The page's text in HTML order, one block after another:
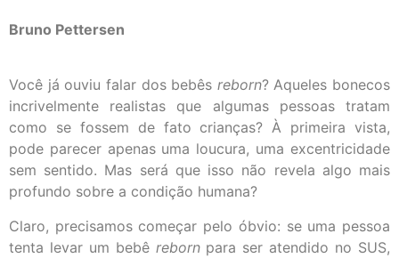
Bruno Pettersen
Você já ouviu falar dos bebês reborn? Aqueles bonecos
incrivelmente realistas que algumas pessoas tratam
como se fossem de fato crianças? À primeira vista,
pode parecer apenas uma loucura, uma excentricidade
sem sentido. Mas será que isso não revela algo mais
profundo sobre a condição humana?
Claro, precisamos começar pelo óbvio: se uma pessoa
tenta levar um bebê rebornpara ser atendido no SUS,